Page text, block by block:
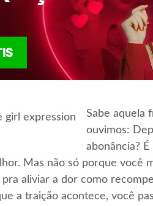
Sabe aquela
ouvimos:
abonância?
Mas não só porque você
aliviar a dor como
a traição acontece, você